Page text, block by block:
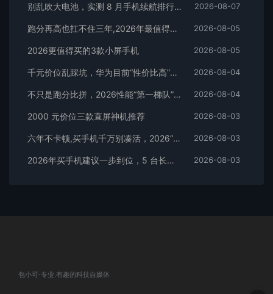
别乱吹大电池，实测 8 月手机续航排行榜！ 2026-08-07
跑分再高也扛不住三年,2026年最值得长期用的5款手机 2026-08-05
2026更值得买的3款小屏手机 2026-08-05
千元价位乱踩坑，华为目前“性价比高”的3款手机 2026-08-04
不只是跑分比拼，2026性能“第一梯队”的旗舰手机 2026-08-04
2000 元价位三款直屏神机推荐 2026-08-03
六年不卡顿,买手机千万别凑活，2026“值得闭眼入”的3款手机 2026-08-03
2026年买手机建议一步到位，5 台长生命周期旗舰，避开换新内耗 2026-08-03
包小可-专业.有趣的科技自媒体